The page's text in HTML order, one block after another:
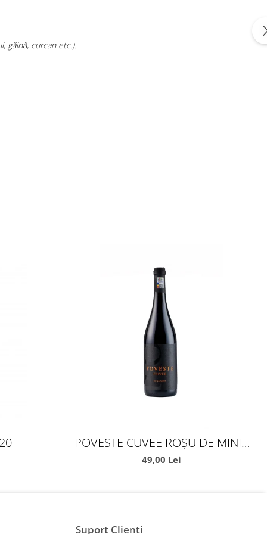
găină, curcan etc.).
POVESTE CUVEE ROȘU DE MINIȘ
MĂDERAT
49,00 Lei
Suport Clienti